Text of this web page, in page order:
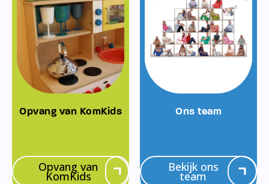
Opvang van KomKids
Opvang van
KomKids
Ons team
Bekijk ons
team